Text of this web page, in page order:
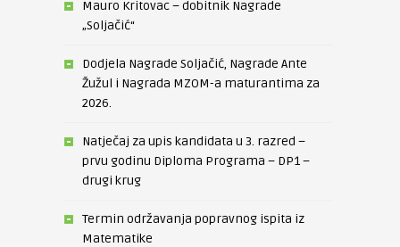
Mauro Kritovac – dobitnik Nagrade
„Soljačić“
Dodjela Nagrade Soljačić, Nagrade Ante
Žužul i Nagrada MZOM-a maturantima za
2026.
Natječaj za upis kandidata u 3. razred –
prvu godinu Diploma Programa – DP1 –
drugi krug
Termin održavanja popravnog ispita iz
Matematike